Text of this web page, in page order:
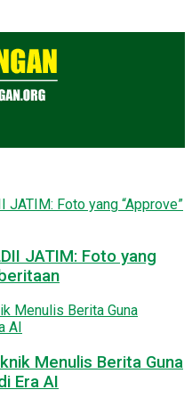
JATIM: Foto yang
Menulis Berita Guna
Era AI